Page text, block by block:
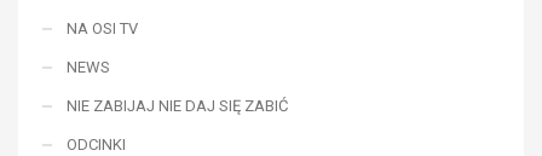
NA OSI TV
NEWS
NIE ZABIJAJ NIE DAJ SIĘ ZABIĆ
ODCINKI